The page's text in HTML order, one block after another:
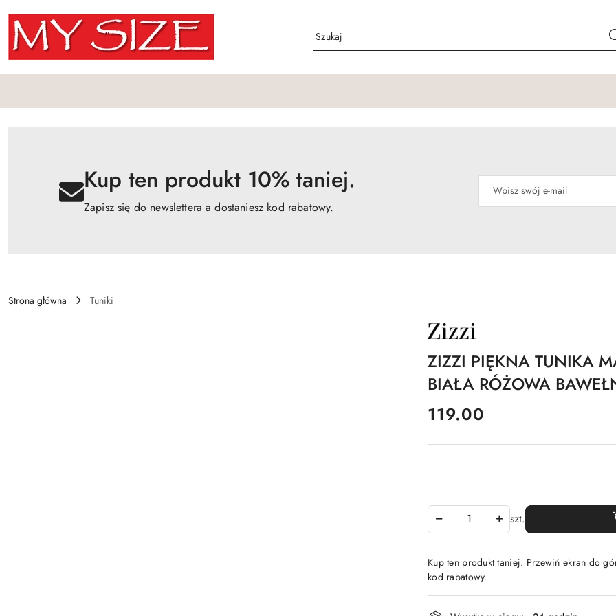
Przejdź do treści głównej
Przejdź do wyszukiwarki
Przejdź do moje konto
Przejdź do menu głównego
Przejdź do opisu produktu
Przejdź do stopki
Kup ten produkt 10% taniej.
Zapisz się do newslettera a dostaniesz kod rabatowy.
Strona główna
Tuniki
NAZWA
PRODUCENTA:
ZIZZI PIĘKNA TUNIKA
BIAŁA RÓŻOWA
cena:
119.00
szt.
Kup ten produkt taniej. Przewiń ekran do
kod rabatowy.
Dostępność